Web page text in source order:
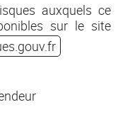
auxquels ce
sur le site